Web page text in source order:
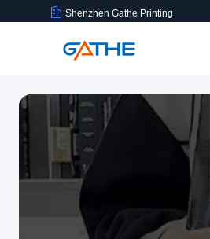
Shenzhen Gathe Printing